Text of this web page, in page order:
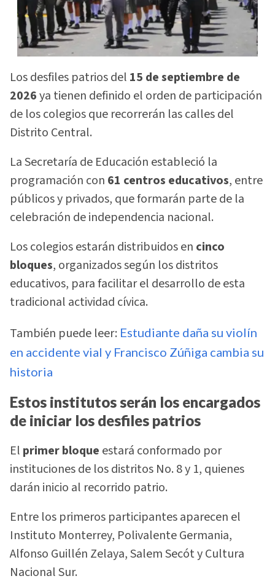
Los desfiles patrios del 15 de septiembre de
2026ya tienen definido el orden de participación
de los colegios que recorrerán las calles del
Distrito Central.
La Secretaría de Educación estableció la
programación con 61 centros educativos, entre
públicos y privados, que formarán parte de la
celebración de independencia nacional.
Los colegios estarán distribuidos en cinco
bloques, organizados según los distritos
educativos, para facilitar el desarrollo de esta
tradicional actividad cívica.
También puede leer: Estudiante daña su violín
en accidente vial y Francisco Zúñiga cambia su
historia
Estos institutos serán los encargados
de iniciar los desfiles patrios
El primer bloque estará conformado por
instituciones de los distritos No. 8 y 1, quienes
darán inicio al recorrido patrio.
Entre los primeros participantes aparecen el
Instituto Monterrey, Polivalente Germania,
Alfonso Guillén Zelaya, Salem Secót y Cultura
Nacional Sur.